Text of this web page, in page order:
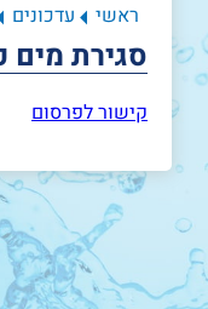
ראשי עדכונים
סגירת מים
קישור לפרסום